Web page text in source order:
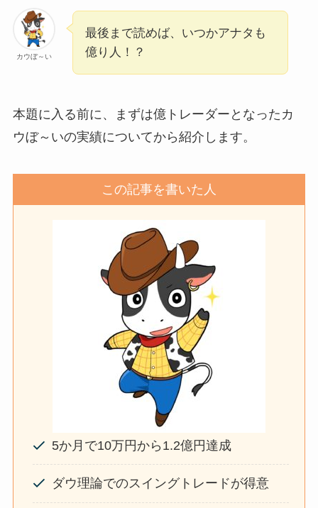
カウぼ～い
最後まで読めば、いつかアナタも
億り人！？
本題に入る前に、まずは億トレーダーとなったカ
ウぼ～いの実績についてから紹介します。
この記事を書いた人
5か月で10万円から1.2億円達成
ダウ理論でのスイングトレードが得意